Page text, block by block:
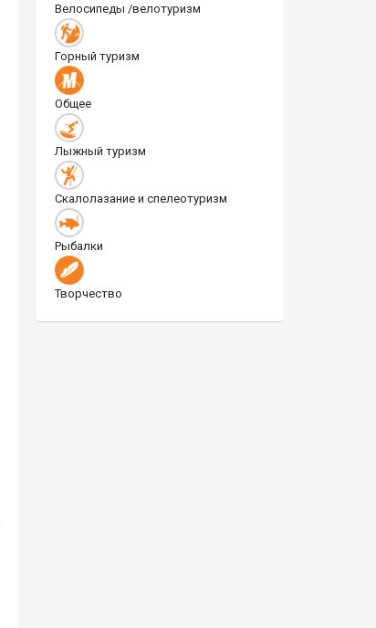
Велосипеды /велотуризм
Горный туризм
Общее
Лыжный туризм
Скалолазание и спелеотуризм
Рыбалки
Творчество